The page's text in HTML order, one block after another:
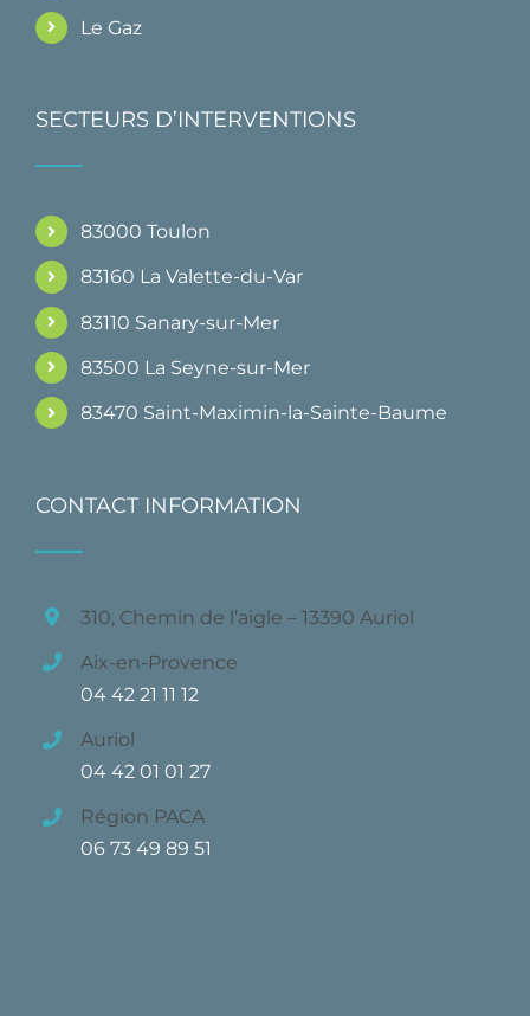
Le Gaz
SECTEURS D’INTERVENTIONS
83000 Toulon
83160 La Valette-du-Var
83110 Sanary-sur-Mer
83500 La Seyne-sur-Mer
83470 Saint-Maximin-la-Sainte-Baume
CONTACT INFORMATION
310, Chemin de l’aigle – 13390 Auriol
Aix-en-Provence
04 42 21 11 12
Auriol
04 42 01 01 27
Région PACA
06 73 49 89 51